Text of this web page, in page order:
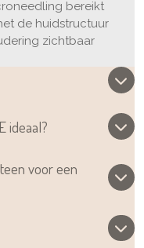
bereikt
de huidstructuur
zichtbaar
ideaal?
voor een